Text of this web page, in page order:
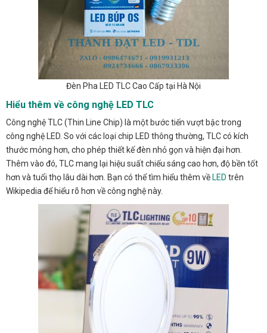
Đèn Pha LED TLC Cao Cấp tại Hà Nội
Hiểu thêm về công nghệ LED TLC
Công nghệ TLC (Thin Line Chip) là một bước tiến vượt bậc trong
công nghệ LED. So với các loại chip LED thông thường, TLC có kích
thước mỏng hơn, cho phép thiết kế đèn nhỏ gọn và hiện đại hơn.
Thêm vào đó, TLC mang lại hiệu suất chiếu sáng cao hơn, độ bền tốt
hơn và tuổi thọ lâu dài hơn. Bạn có thể tìm hiểu thêm về LED trên
Wikipedia để hiểu rõ hơn về công nghệ này.